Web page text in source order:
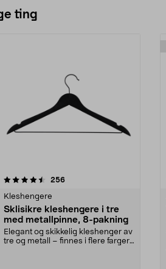
ting
256anmeldelser
Kleshengere
Sklisikre kleshengere i tre
med metallpinne, 8-pakning
Elegant og skikkelig kleshenger av
tre og metall – finnes i flere farger.
4.5av 5 stjerner